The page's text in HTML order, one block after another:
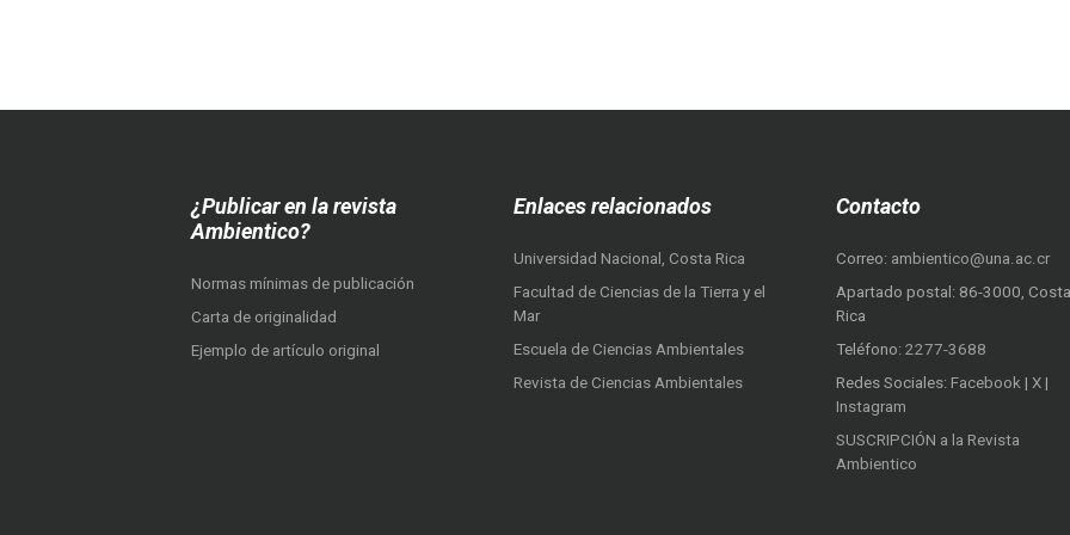
¿Publicar en la revista
Ambientico?
Normas mínimas de publicación
Carta de originalidad
Ejemplo de artículo original
Enlaces relacionados
Universidad Nacional, Costa Rica
Facultad de Ciencias de la Tierra y el
Mar
Escuela de Ciencias Ambientales
Revista de Ciencias Ambientales
Contacto
Correo: ambientico@una.ac.cr
Apartado postal: 86-3000, Costa
Rica
Teléfono: 2277-3688
Redes Sociales: Facebook | X |
Instagram
SUSCRIPCIÓN a la Revista
Ambientico